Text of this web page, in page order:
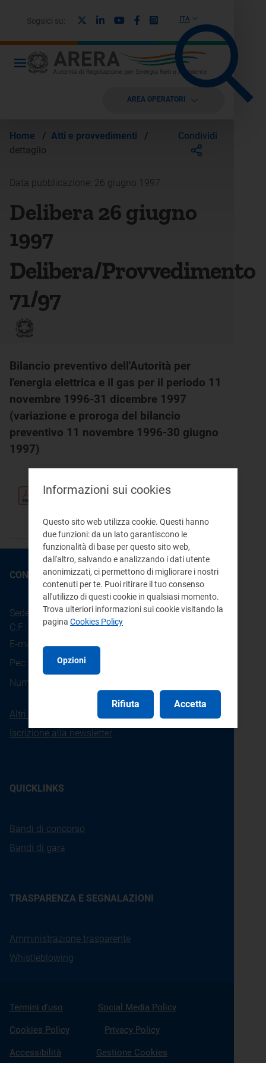
ITA
Seguici su: LinkedinYoutubeFacebook
Instagram
AREA OPERATORI
Home / Atti e provvedimenti
/
dettaglio
Condividi
Data pubblicazione: 26 giugno 1997
Delibera 26 giugno
1997
Delibera/Provvedimento
71/97
Bilancio preventivo dell'Autorità per
l'energia elettrica e il gas per il periodo 11
novembre 1996-31 dicembre 1997
(variazione e proroga del bilancio
preventivo 11 novembre 1996-30 giugno
1997)
Testo
CONTATTI
Sede legale: Piazza Cavour 5 - 20121 - Milano
C.F.: 97190020152
E-mail:info@arera.it
Pec:
protocollo@pec.arera.it
Numero verde consumatori:
Altri contatti
Iscrizione alla newsletter
QUICKLINKS
Bandi di concorso
Bandi di gara
TRASPARENZA E SEGNALAZIONI
Amministrazione trasparente
Whistleblowing
Termini d'uso Social Media Policy
Cookies Policy Privacy Policy
Accessibilità Gestione Cookies
Informazioni sui cookies
Questo sito web utilizza cookie. Questi hanno
due funzioni: da un lato garantiscono le
funzionalità di base per questo sito web,
dall'altro, salvando e analizzando i dati utente
anonimizzati, ci permettono di migliorare i nostri
contenuti per te. Puoi ritirare il tuo consenso
all'utilizzo di questi cookie in qualsiasi momento.
Trova ulteriori informazioni sui cookie visitando la
pagina Cookies Policy
Opzioni
Rifiuta Accetta